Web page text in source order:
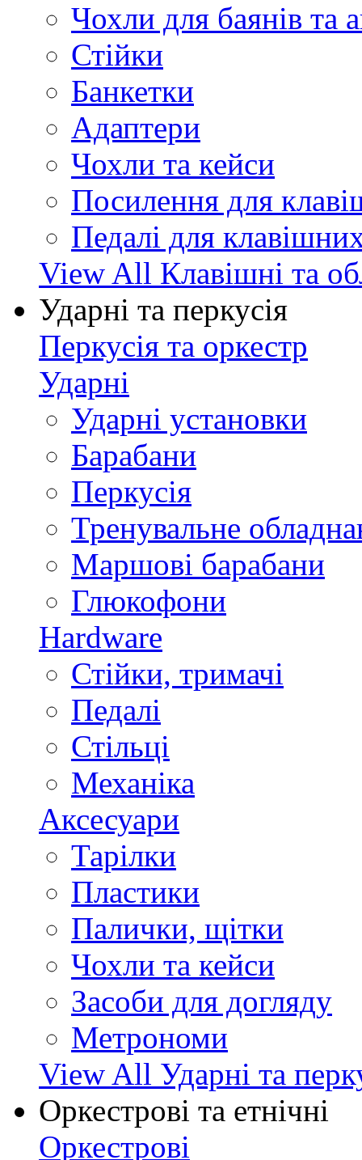
Чохли для баянів та
Стійки
Банкетки
Адаптери
Чохли та кейси
Посилення для
Педалі для
View All Клавішні та
Ударні та перкусія
Перкусія та оркестр
Ударні
Ударні установки
Барабани
Перкусія
Тренувальне
Маршові барабани
Глюкофони
Hardware
Стійки, тримачі
Педалі
Стільці
Механіка
Аксесуари
Тарілки
Пластики
Палички, щітки
Чохли та кейси
Засоби для догляду
Метрономи
View All Ударні та
Оркестрові та етнічні
Оркестрові